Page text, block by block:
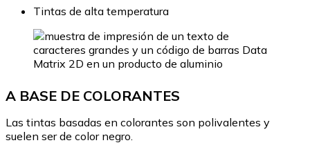
Tintas de alta temperatura
A BASE DE COLORANTES
Las tintas basadas en colorantes son polivalentes y
suelen ser de color negro.